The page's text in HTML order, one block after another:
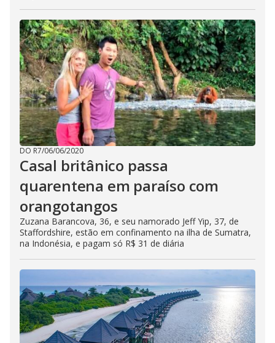
DO R7/06/06/2020
Casal britânico passa
quarentena em paraíso com
orangotangos
Zuzana Barancova, 36, e seu namorado Jeff Yip, 37, de
Staffordshire, estão em confinamento na ilha de Sumatra,
na Indonésia, e pagam só R$ 31 de diária